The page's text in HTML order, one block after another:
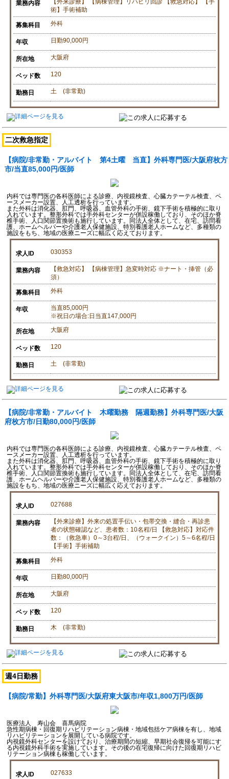
業務内容
【外来診療】 【病棟管理】リハビリ回診 【救急対応】 【手
術】手術補助
募集科目 外科
年収 日勤90,000円
所在地 大阪府
ベッド数 120
勤務日 土 (非常勤)
二次救急指定
【病院/非常勤・アルバイト 第4土曜 当直】外科専門医/大阪府枚方
市/当直85,000円/医師
内科では専門医の各科医師による診療、内視鏡検査、心臓カテーテル検査、ペ
ースメーカー設置、人工透析を行っています。
また外科は消化器、肛門、呼吸器、血管外科の手術、鏡下手術を積極的に取り
入れています。整形外科では手外科センターが併設稼働しており、そのほか脊
椎手術、人口関節置換術も施行しています。同法人全体として、在宅、訪問看
護、ホームヘルパーや介護老人保健施設、特別養護老人ホームなど、多種類の
施設をもち、地域の医療ニーズに幅広く応えております。
求人ID 030353
業務内容
【救急対応】 【病棟管理】急変時対応 ※ナート・挿管（必
須）
募集科目 外科
年収
当直85,000円
※祝日の場合:日当直147,000円
所在地 大阪府
ベッド数 120
勤務日 土 (非常勤)
【病院/非常勤・アルバイト 木曜勤務 隔週勤務】外科専門医/大阪
府枚方市/日勤80,000円/医師
内科では専門医の各科医師による診療、内視鏡検査、心臓カテーテル検査、ペ
ースメーカー設置、人工透析を行っています。
また外科は消化器、肛門、呼吸器、血管外科の手術、鏡下手術を積極的に取り
入れています。整形外科では手外科センターが併設稼働しており、そのほか脊
椎手術、人口関節置換術も施行しています。同法人全体として、在宅、訪問看
護、ホームヘルパーや介護老人保健施設、特別養護老人ホームなど、多種類の
施設をもち、地域の医療ニーズに幅広く応えております。
求人ID 027688
業務内容
【外来診療】外来の処置手伝い・包帯交換・縫合・再診患
者の状態確認など、患者数：10名程/日 【救急対応】対応件
数：（救急車）0～3台程/日、（ウォークイン）5～6名程/日
【手術】手術補助
募集科目 外科
年収 日勤80,000円
所在地 大阪府
ベッド数 120
勤務日 木 (非常勤)
週4日勤務
【病院/常勤】外科専門医/大阪府東大阪市/年収1,800万円/医師
医療法人 寿山会 喜馬病院
急性期病棟・回復期リハビリテーション病棟・地域包括ケア病棟を有し、地域
リハビリテーションを展開している病院です。
内視鏡外科センターを設けており、治療期間の短縮、早期社会復帰を可能にす
る内視鏡外科手術を実施しています。その後の在宅復帰に向けた回復期リハビ
リテーション病棟も稼働しています。
求人ID 027633